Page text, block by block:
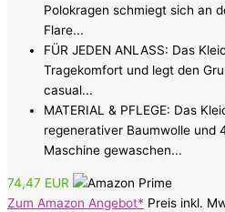
Polokragen schmiegt sich an
Flare...
FÜR JEDEN ANLASS: Das
Tragekomfort und legt den
casual...
MATERIAL & PFLEGE: Das
regenerativer Baumwolle und
Maschine gewaschen...
74,47 EUR
Zum Amazon Angebot* Preis inkl.